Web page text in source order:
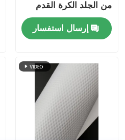
من الجلد الكرة القدم
المغلفة بـ PU مع دعم
غير منسوج مقاوم للماء
ونمط قابل للتخصيص
إرسال استفسار